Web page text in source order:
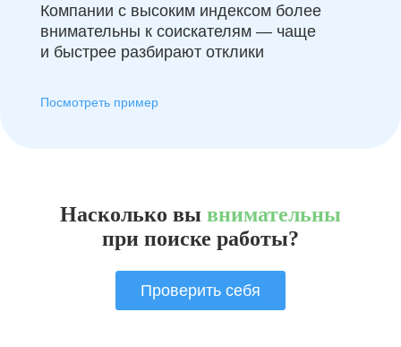
Компании с высоким индексом более
внимательны к соискателям — чаще
и быстрее разбирают отклики
Посмотреть пример
Насколько вы внимательны
при поиске работы?
Проверить себя